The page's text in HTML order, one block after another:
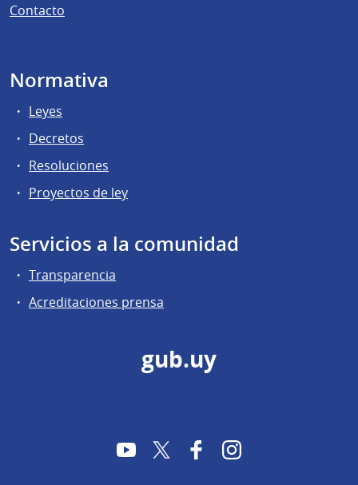
Contacto
Normativa
Leyes
Decretos
Resoluciones
Proyectos de ley
Servicios a la comunidad
Transparencia
Acreditaciones prensa
gub.uy
YouTubeTwitter FacebookInstagram